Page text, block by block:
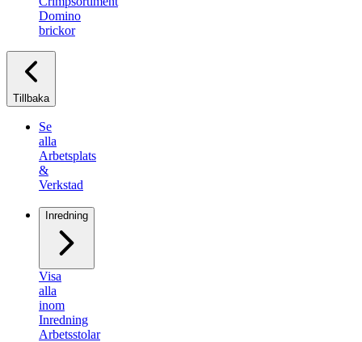
Domino
brickor
Tillbaka
Se
alla
Arbetsplats
&
Verkstad
Inredning
Visa
alla
inom
Inredning
Arbetsstolar